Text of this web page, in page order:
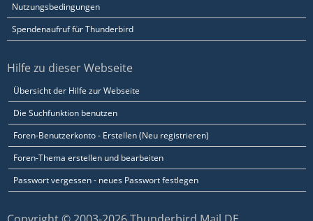
Nutzungsbedingungen
Spendenaufruf für Thunderbird
Hilfe zu dieser Webseite
Übersicht der Hilfe zur Webseite
Die Suchfunktion benutzen
Foren-Benutzerkonto - Erstellen (Neu registrieren)
Foren-Thema erstellen und bearbeiten
Passwort vergessen - neues Passwort festlegen